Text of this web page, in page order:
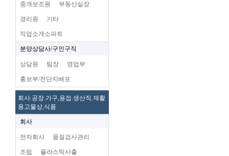
중개보조원 부동산실장
경리원 기타
직업소개소파트
분양상담사/구인구직
상담원 팀장 영업부
홍보부/전단지배포
회사.공장.가구,용접.생산직.재활
용고물상,식품
회사
전자회사 품질검사관리
조립 플라스틱사출